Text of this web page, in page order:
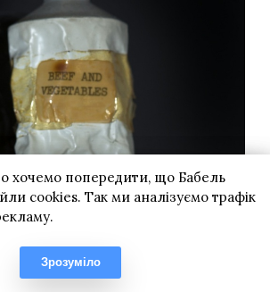
хочемо попередити, що Бабель
cookies. Так ми аналізуємо трафік
Зрозуміло